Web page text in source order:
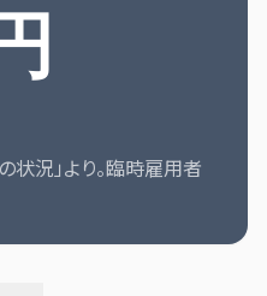
況」より。臨時雇用者